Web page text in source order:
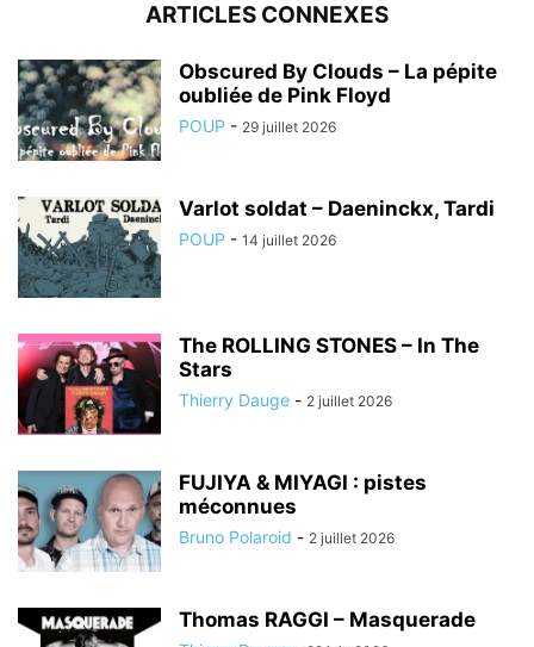
ARTICLES CONNEXES
Obscured By Clouds – La pépite
oubliée de Pink Floyd
POUP - 29 juillet 2026
Varlot soldat – Daeninckx, Tardi
POUP - 14 juillet 2026
The ROLLING STONES – In The
Stars
Thierry Dauge - 2 juillet 2026
FUJIYA & MIYAGI : pistes
méconnues
Bruno Polaroid - 2 juillet 2026
Thomas RAGGI – Masquerade